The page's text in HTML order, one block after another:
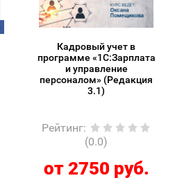
Кадровый учет в
программе «1С:Зарплата
и управление
персоналом» (Редакция
3.1)
Рейтинг:
(0.0)
от 2750 руб.